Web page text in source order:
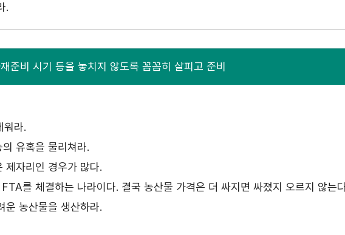
.
준비 시기 등을 놓치지 않도록 꼼꼼히 살피고 준비
워라.
유혹을 물리쳐라.
제자리인 경우가 많다.
를 체결하는 나라이다. 결국 농산물 가격은 더 싸지면 싸졌지 오르지 않는
운 농산물을 생산하라.